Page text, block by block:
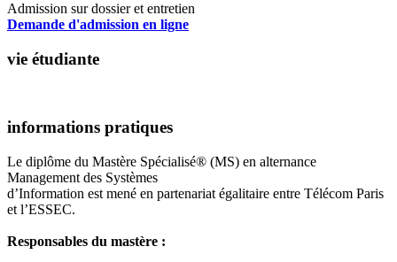
Admission sur dossier et entretien
Demande d'admission en ligne
vie étudiante
informations pratiques
Le diplôme du Mastère Spécialisé® (MS) en alternance
Management des Systèmes
d’Information est mené en partenariat égalitaire entre Télécom Paris
et l’ESSEC.
Responsables du mastère :